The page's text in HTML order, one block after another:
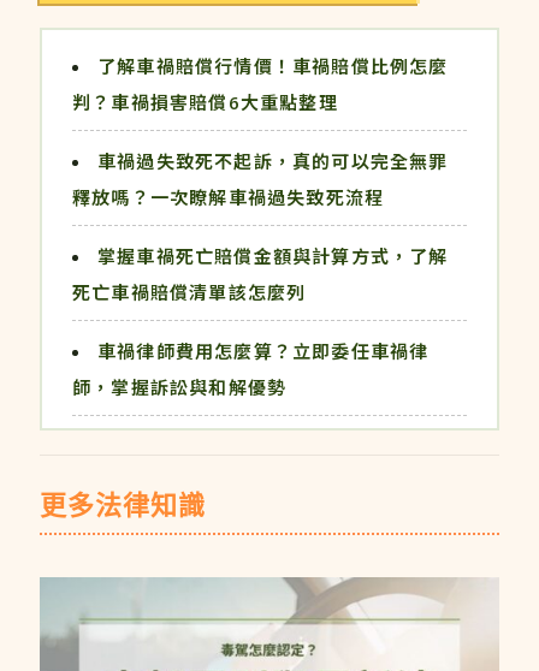
了解車禍賠償行情價！車禍賠償比例怎麼
判？車禍損害賠償6大重點整理
車禍過失致死不起訴，真的可以完全無罪
釋放嗎？一次瞭解車禍過失致死流程
掌握車禍死亡賠償金額與計算方式，了解
死亡車禍賠償清單該怎麼列
車禍律師費用怎麼算？立即委任車禍律
師，掌握訴訟與和解優勢
更多法律知識